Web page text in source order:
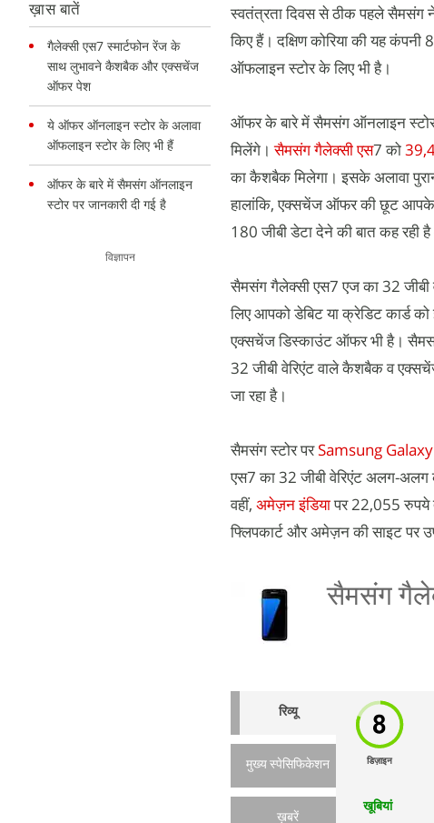
ख़ास बातें
गैलेक्सी एस7 स्मार्टफोन रेंज के
साथ लुभावने कैशबैक और एक्सचेंज
ऑफर पेश
ये ऑफर ऑनलाइन स्टोर के अलावा
ऑफलाइन स्टोर के लिए भी हैं
ऑफर के बारे में सैमसंग ऑनलाइन
स्टोर पर जानकारी दी गई है
विज्ञापन
स्वतंत्रता दिवस से ठीक पहले
किए हैं। दक्षिण कोरिया की यह
ऑफलाइन स्टोर के लिए भी है।
ऑफर के बारे में सैमसंग ऑनलाइन
मिलेंगे। सैमसंग गैलेक्सी एस7 को
का कैशबैक मिलेगा। इसके अलावा
हालांकि, एक्सचेंज ऑफर की छूट आपके
180 जीबी डेटा देने की बात कह
सैमसंग गैलेक्सी एस7 एज का 32 जीबी
लिए आपको डेबिट या क्रेडिट कार्ड
एक्सचेंज डिस्काउंट ऑफर भी है।
32 जीबी वेरिएंट वाले कैशबैक व
जा रहा है।
सैमसंग स्टोर परSamsung
एस7 का 32 जीबी वेरिएंट अलग-अलग
वहीं, अमेज़न इंडियापर 22,055 रुपये
फ्लिपकार्ट और अमेज़न की साइट पर
सैमसंग
रिव्यू
मुख्य स्पेसिफिकेशन
ख़बरें
डिज़ाइन
खूबियां